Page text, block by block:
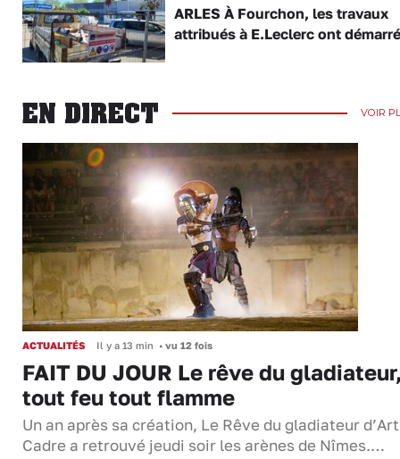
ARLES À Fourchon, les travaux
attribués à E.Leclerc ont démarré
EN DIRECT VOIR
ACTUALITÉS Il y a 13 min • vu 12 fois
FAIT DU JOUR Le rêve du
tout feu tout flamme
Un an après sa création, Le Rêve du gladiateur
Cadre a retrouvé jeudi soir les arènes de Nîmes.…